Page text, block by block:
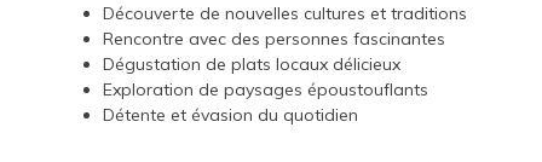
Découverte de nouvelles cultures et traditions
Rencontre avec des personnes fascinantes
Dégustation de plats locaux délicieux
Exploration de paysages époustouflants
Détente et évasion du quotidien